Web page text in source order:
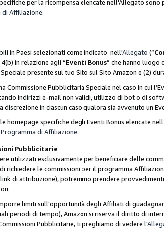
per la ricompensa elencate nell'Allegato
di Affiliazione.
in Paesi selezionati come indicato nell'Allegato (“
in relazione agli “Eventi Bonus” che hanno luogo
Speciale presente sul tuo Sito sul Sito Amazon e (2)
Commissione Pubblicitaria Speciale nel caso in cui
indirizzi e-mail non validi, utilizzo di bot o di
in ciascun caso qualora sia avvenuto un
homepage specifiche degli Eventi Bonus elencate
di Affiliazione.
Pubblicitarie
utilizzati esclusivamente per beneficiare delle
richiedere le commissioni per il programma
di attribuzione), potremmo prendere
limiti sull'opportunità degli Affiliati di
periodi di tempo), Amazon si riserva il diritto di
Pubblicitarie, ti preghiamo di vedere l'